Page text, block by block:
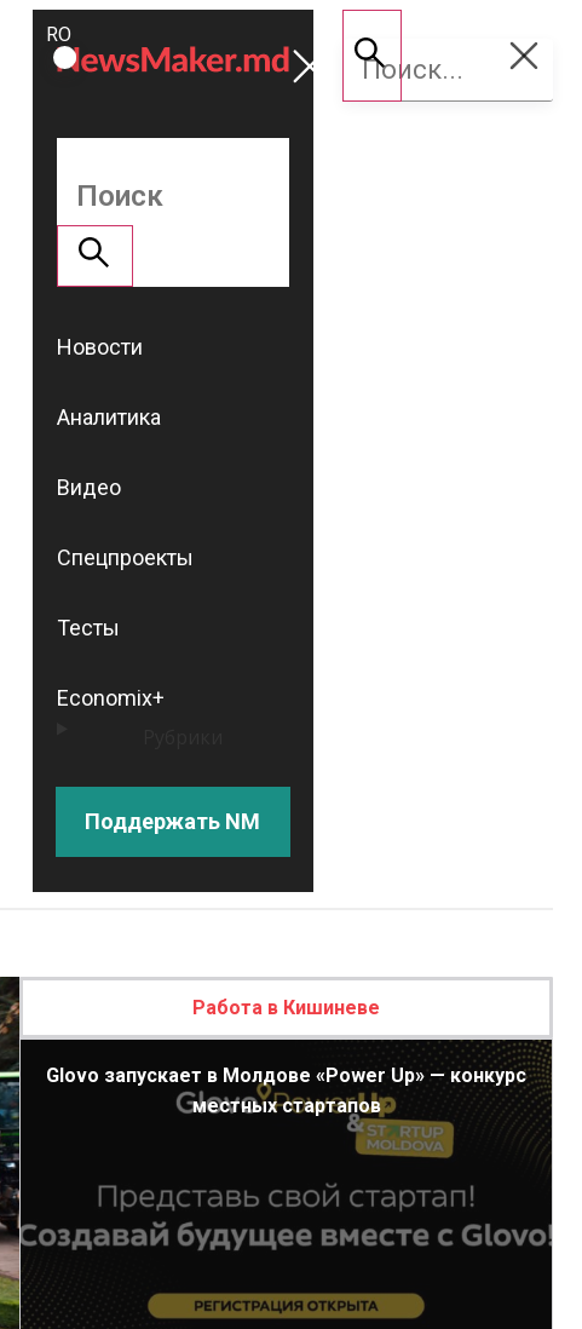
ROMÂNĂ
RU
Поддержать
NM
Новости
Аналитика
Видео
Спецпроекты
Тесты
Economix+
Поддержать NM
Работа в Кишиневе
Glovo запускает в Молдове «Power Up» — конкурс
местных стартапов